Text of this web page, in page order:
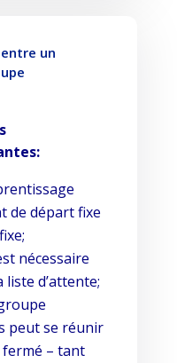
un
de départ fixe
nécessaire
d’attente;
peut se réunir
– tant